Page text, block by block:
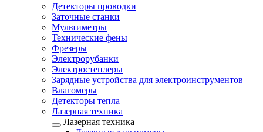
Детекторы проводки
Заточные станки
Мультиметры
Технические фены
Фрезеры
Электрорубанки
Электростеплеры
Зарядные устройства для электроинструментов
Влагомеры
Детекторы тепла
Лазерная техника
Лазерная техника